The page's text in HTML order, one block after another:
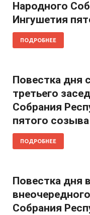
Народного
Ингушетия
ПОДРОБНЕЕ
Повестка дня
третьего
Собрания
пятого созыва
ПОДРОБНЕЕ
Повестка дня
Собрания